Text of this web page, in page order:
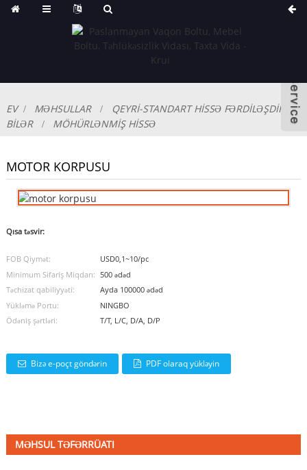
EV MƏHSULLAR
QEYRI-STANDART HISSƏ FƏRDILƏŞDIRILƏ
BILƏR
MÖHÜRLƏNMIŞ HISSƏ
MOTOR KORPUSU
Qısa təsvir:
FOB Qiymət:
USD0,1~10/pc
Minimum Sifariş Miqdarı: 500 ədəd
Təchizat qabiliyyəti:
Ayda 100000 ədəd
Yükləmə Portu:
NINGBO
Ödəniş şərtləri:
T/T, L/C, D/A, D/P
Bizə e-poçt göndərin PDF olaraq yükləyin
MƏHSUL TƏFƏRRÜATI